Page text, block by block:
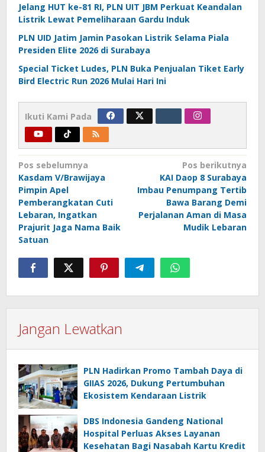
Jelang HUT ke-81 RI, PLN UIT JBM Perkuat Keandalan
Listrik Lewat Pemeliharaan Gardu Induk
PLN UID Jatim Jamin Pasokan Listrik Selama Piala
Presiden Elite 2026 di Surabaya
Special Ticket Ludes, PLN Buka Penjualan Tiket Early
Bird Electric Run 2026 Mulai Hari Ini
Ikuti Kami Pada
Navigasi
pos
Pos sebelumnya
Kasdam V/Brawijaya
Pimpin Apel
Pemberangkatan Cuti
Lebaran, Ingatkan
Prajurit Jaga Nama Baik
Satuan
Pos berikutnya
KAI Daop 8 Surabaya
Imbau Penumpang Tertib
Bawa Barang Demi
Perjalanan Aman di Masa
Mudik Lebaran
Jangan Lewatkan
PLN Hadirkan Promo Tambah Daya di
GIIAS 2026, Dukung Pertumbuhan
Ekosistem Kendaraan Listrik
DBS Indonesia Gandeng National
Hospital Perluas Akses Layanan
Kesehatan Bagi Nasabah Kartu Kredit